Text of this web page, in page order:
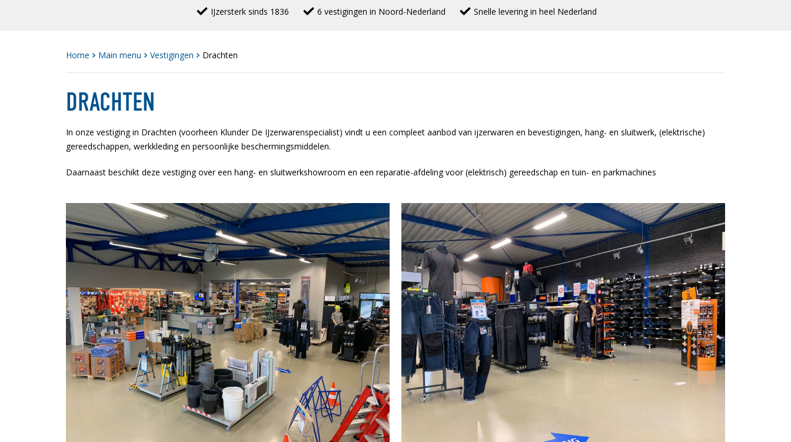
IJzersterk sinds 1836 6 vestigingen in Noord-Nederland Snelle levering in heel Nederland
Home Main menu Vestigingen Drachten
DRACHTEN
In onze vestiging in Drachten (voorheen Klunder De IJzerwarenspecialist) vindt u een compleet aanbod van ijzerwaren en bevestigingen, hang- en sluitwerk, (elektrische)
gereedschappen, werkkleding en persoonlijke beschermingsmiddelen.
Daarnaast beschikt deze vestiging over een hang- en sluitwerkshowroom en een reparatie-afdeling voor (elektrisch) gereedschap en tuin- en parkmachines